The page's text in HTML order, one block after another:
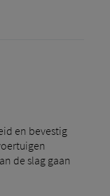
en bevestig
de slag gaan